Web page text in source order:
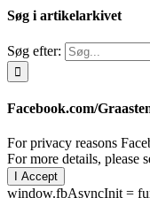
Søg i artikelarkivet
Søg efter:
Facebook.com/
For privacy reasons
For more details, please
I Accept
window.fbAsyncInit =